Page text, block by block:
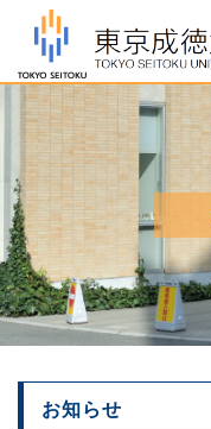
お知らせ